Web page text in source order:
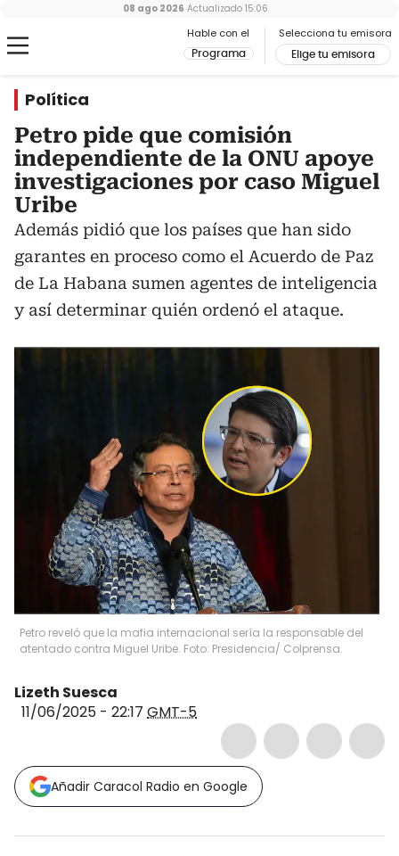
Hable con el
Programa
Selecciona tu emisora
Elige tu emisora
08 ago 2026 Actualizado 15:06
Política
Petro pide que comisión
independiente de la ONU apoye
investigaciones por caso Miguel
Uribe
Además pidió que los países que han sido
garantes en proceso como el Acuerdo de Paz
de La Habana sumen agentes de inteligencia
y así determinar quién ordenó el ataque.
Petro reveló que la mafia internacional sería la responsable del
atentado contra Miguel Uribe. Foto: Presidencia/ Colprensa.
Lizeth Suesca
11/06/2025 - 22:17 GMT-5
Añadir Caracol Radio en Google